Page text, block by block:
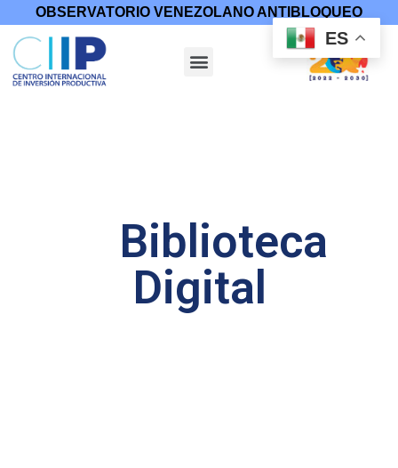
OBSERVATORIO VENEZOLANO ANTIBLOQUEO
Biblioteca
Digital
ES